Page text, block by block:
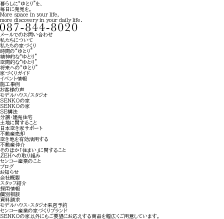
暮らしに“ゆとり”を、
毎日に発見を。
More space in your life,
more discovery in your daily life.
メールでのお問い合わせ
私たちについて
私たちの家づくり
時間の“ゆとり”
精神的な“ゆとり”
空間的な“ゆとり”
将来への“ゆとり”
家づくりガイド
イベント情報
施工事例
お客様の声
モデルハウス/スタジオ
SENKOの家
SENKOの家
SE構法
分譲・建売住宅
土地に関すること
日本空き家サポート
不動産売却
空き地を有効活用する
不動産仲介
そのほか 「住まい」に関すること
ZEHへの取り組み
センコー産業のこと
ブログ
お知らせ
会社概要
スタッフ紹介
採用情報
個別相談
資料請求
モデルハウス・ スタジオ来店予約
センコー産業の家づくりブランド
SENKOの家以外にもご要望にお応えする商品を幅広くご用意しています。